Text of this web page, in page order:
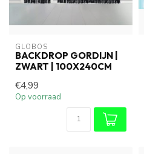
GLOBOS
BACKDROP GORDIJN |
ZWART | 100X240CM
€4,99
Op voorraad